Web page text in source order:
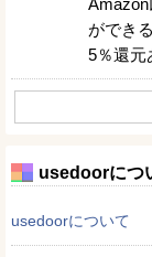
ができ
5％還元
usedoorにつ
usedoorについて